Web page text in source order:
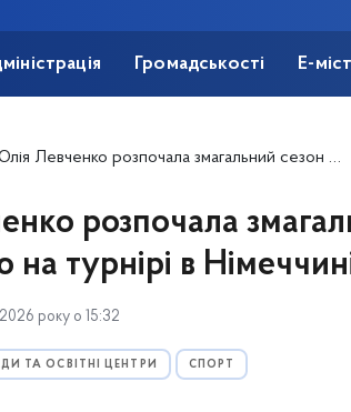
Громадськості Е-
Левченко розпочала змагальний сезон ефектною перемогою на турнірі в Німеччині
розпочала
турнірі в
року о 15:32
ТА ОСВІТНІ ЦЕНТРИ СПОРТ